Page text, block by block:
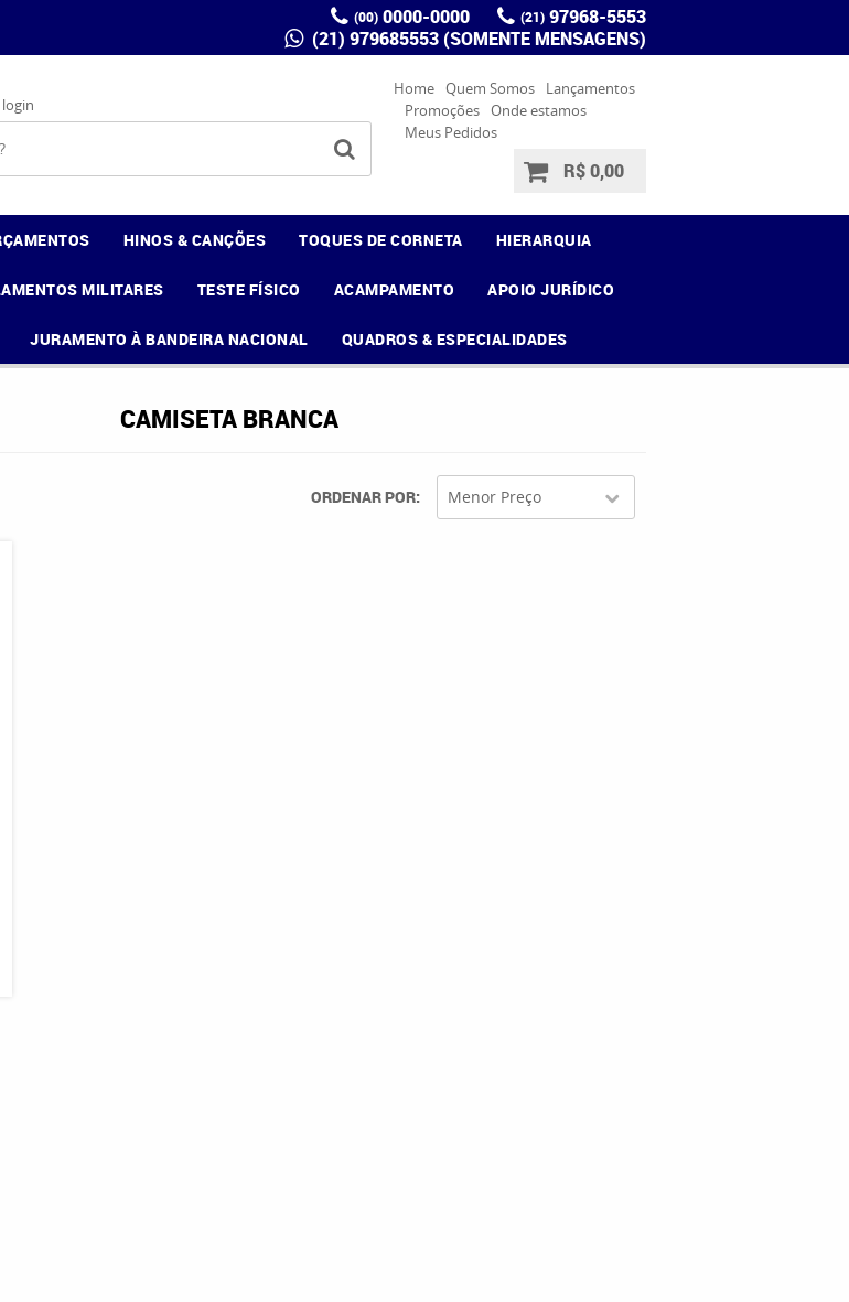
(00) 0000-0000 (21) 97968-5553
(21) 979685553 (SOMENTE MENSAGENS)
login
Home Quem Somos
Lançamentos
Promoções Onde estamos
Meus Pedidos
R$ 0,00
HINOS & CANÇÕES TOQUES DE CORNETA HIERARQUIA
MILITARES TESTE FÍSICO ACAMPAMENTO APOIO JURÍDICO
JURAMENTO À BANDEIRA NACIONAL QUADROS & ESPECIALIDADES
CAMISETA BRANCA
ORDENAR POR Menor Preço